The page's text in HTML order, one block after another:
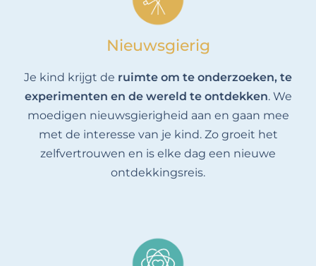
Nieuwsgierig
Je kind krijgt de ruimte om te onderzoeken, te
experimenten en de wereld te ontdekken. We
moedigen nieuwsgierigheid aan en gaan mee
met de interesse van je kind. Zo groeit het
zelfvertrouwen en is elke dag een nieuwe
ontdekkingsreis.